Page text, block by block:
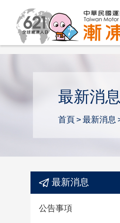
最新消息
首頁 最新消息
最新消息
公告事項